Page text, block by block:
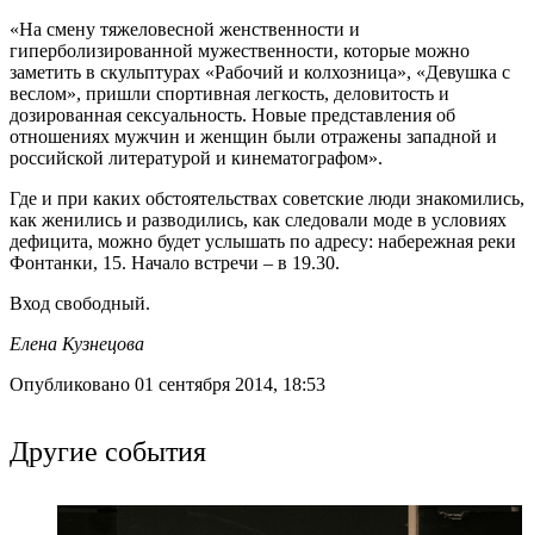
«На смену тяжеловесной женственности и
гиперболизированной мужественности, которые можно
заметить в скульптурах «Рабочий и колхозница», «Девушка с
веслом», пришли спортивная легкость, деловитость и
дозированная сексуальность. Новые представления об
отношениях мужчин и женщин были отражены западной и
российской литературой и кинематографом».
Где и при каких обстоятельствах советские люди знакомились,
как женились и разводились, как следовали моде в условиях
дефицита, можно будет услышать по адресу: набережная реки
Фонтанки, 15. Начало встречи – в 19.30.
Вход свободный.
Елена Кузнецова
Опубликовано 01 сентября 2014, 18:53
Другие события